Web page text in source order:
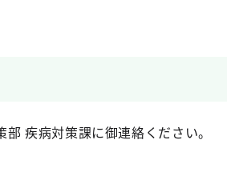
疾病対策課に御連絡ください。